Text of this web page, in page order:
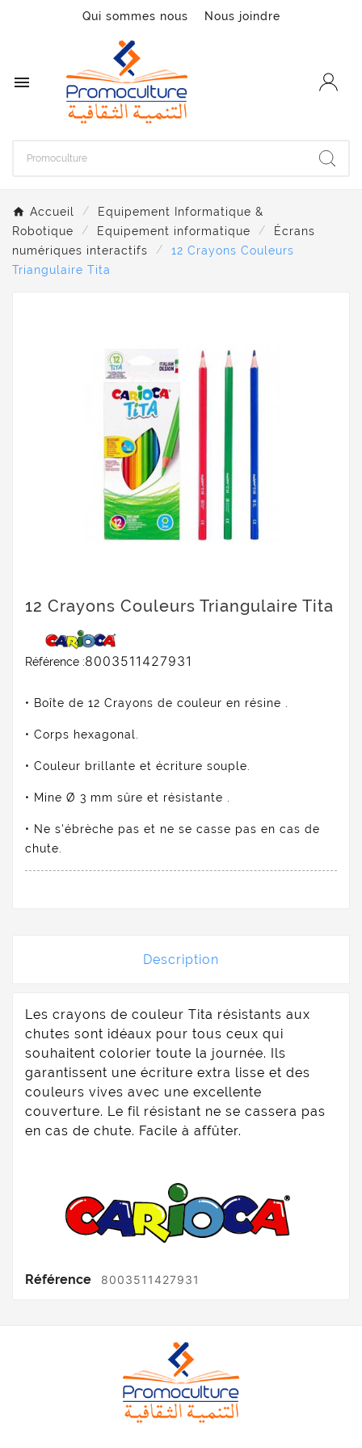
Qui sommes nous Nous joindre

Accueil
Equipement Informatique &
Robotique
Equipement informatique
Écrans
numériques interactifs
12 Crayons Couleurs
Triangulaire Tita
12 Crayons Couleurs Triangulaire Tita
Référence :8003511427931
• Boîte de 12 Crayons de couleur en résine .
• Corps hexagonal.
• Couleur brillante et écriture souple.
• Mine Ø 3 mm sûre et résistante .
• Ne s'ébrèche pas et ne se casse pas en cas de
chute.
Description
Les crayons de couleur Tita résistants aux
chutes sont idéaux pour tous ceux qui
souhaitent colorier toute la journée. Ils
garantissent une écriture extra lisse et des
couleurs vives avec une excellente
couverture. Le fil résistant ne se cassera pas
en cas de chute. Facile à affûter.
Référence 8003511427931